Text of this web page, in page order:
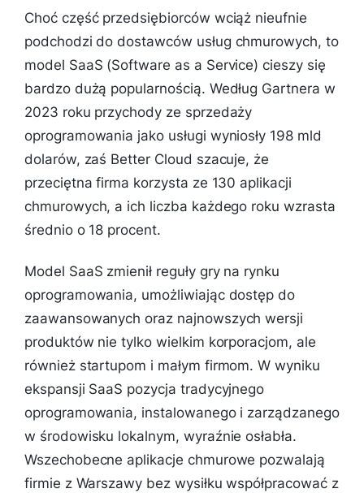
Choć część przedsiębiorców wciąż nieufnie
podchodzi do dostawców usług chmurowych, to
model SaaS (Software as a Service) cieszy się
bardzo dużą popularnością. Według Gartnera w
2023 roku przychody ze sprzedaży
oprogramowania jako usługi wyniosły 198 mld
dolarów, zaś Better Cloud szacuje, że
przeciętna firma korzysta ze 130 aplikacji
chmurowych, a ich liczba każdego roku wzrasta
średnio o 18 procent.
Model SaaS zmienił reguły gry na rynku
oprogramowania, umożliwiając dostęp do
zaawansowanych oraz najnowszych wersji
produktów nie tylko wielkim korporacjom, ale
również startupom i małym firmom. W wyniku
ekspansji SaaS pozycja tradycyjnego
oprogramowania, instalowanego i zarządzanego
w środowisku lokalnym, wyraźnie osłabła.
Wszechobecne aplikacje chmurowe pozwalają
firmie z Warszawy bez wysiłku współpracować z